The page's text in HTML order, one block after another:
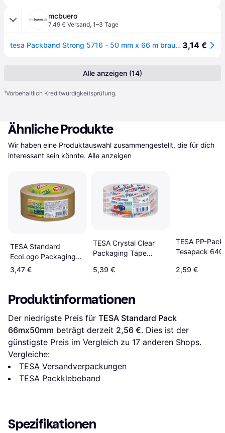
mcbuero
7,49 € Versand, 1–3 Tage
tesa Packband Strong 5716 - 50 mm x 66 m braun PP. 3,14 €
Alle anzeigen (14)
¹Vorbehaltlich Kreditwürdigkeitsprüfung.
Ähnliche Produkte
Wir haben eine Produktauswahl zusammengestellt, die für dich
interessant sein könnte. Alle anzeigen
TESA Standard
EcoLogo Packaging
Tape 50mx50mm
3,47 €
TESA Crystal Clear
Packaging Tape
5,39 €
TESA PP-
Tesapack
2,59 €
Produktinformationen
Der niedrigste Preis für TESA Standard Pack
66mx50mm beträgt derzeit 2,56 €. Dies ist der
günstigste Preis im Vergleich zu 17 anderen Shops.
Vergleiche:
TESA Versandverpackungen
TESA Packklebeband
Spezifikationen